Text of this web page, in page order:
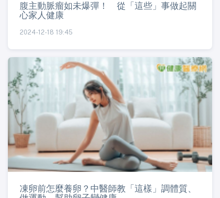
腹主動脈瘤如未爆彈！ 從「這些」事做起關
心家人健康
2024-12-18 19:45
凍卵前怎麼養卵？中醫師教「這樣」調體質、